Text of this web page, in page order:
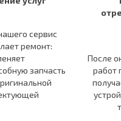
сервис
ремонт:
запчасть
После
работ